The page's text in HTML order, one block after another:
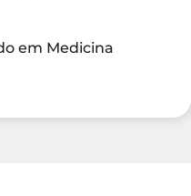
em Medicina